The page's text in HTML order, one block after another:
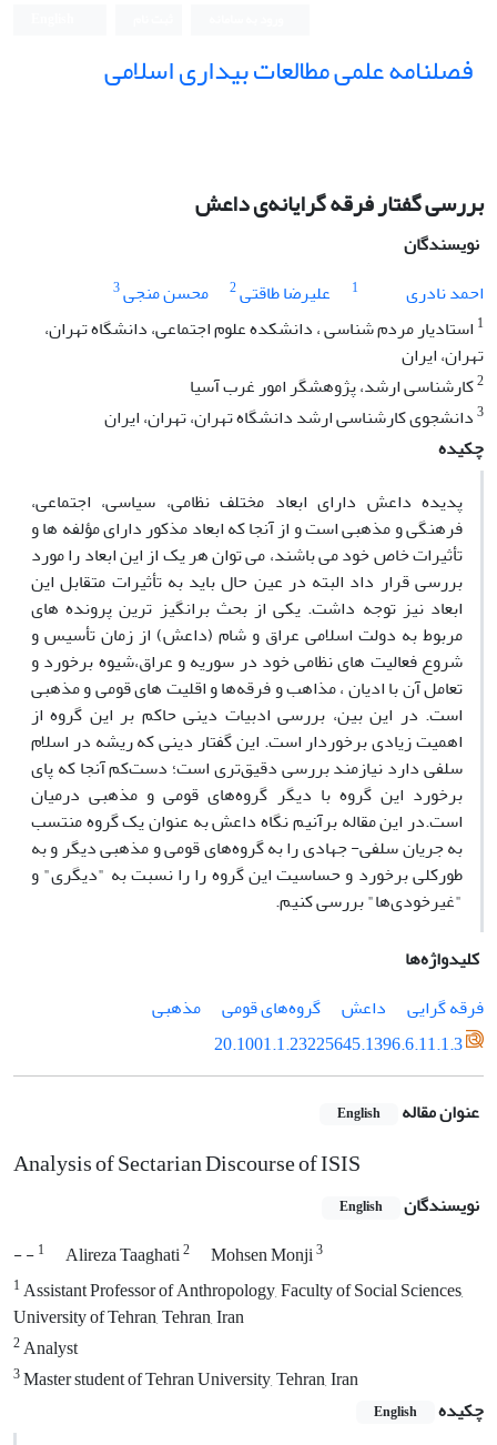
فصلنامه علمی مطالعات بیداری اسلامی
بررسی گفتار فرقه گرایانه‌ی داعش
نویسندگان
احمد نادری
1 علیرضا طاقتی2 محسن منجی3
1 استادیار مردم شناسی ، دانشکده علوم اجتماعی، دانشگاه تهران،
تهران، ایران
2کارشناسی ارشد، پژوهشگر امور غرب آسیا
3دانشجوی کارشناسی ارشد دانشگاه تهران، تهران، ایران
چکیده
پدیده داعش دارای ابعاد مختلف نظامی، سیاسی، اجتماعی،
فرهنگی و مذهبی است و از آنجا که ابعاد مذکور دارای مؤلفه ها و
تأثیرات خاص خود می باشند، می توان هر یک از این ابعاد را مورد
بررسی قرار داد البته در عین حال باید به تأثیرات متقابل این
ابعاد نیز توجه داشت. یکی از بحث برانگیز ترین پرونده های
مربوط به دولت اسلامی عراق و شام (داعش) از زمان تأسیس و
شروع فعالیت های نظامی خود در سوریه و عراق،شیوه برخورد و
تعامل آن با ادیان ، مذاهب و فرقه‌ها و اقلیت های قومی و مذهبی
است. در این بین، بررسی ادبیات دینی حاکم بر این گروه از
اهمیت زیادی برخوردار است. این گفتار دینی که ریشه در اسلام
سلفی دارد نیازمند بررسی دقیق‌تری است؛ دست‌کم آنجا که پای
برخورد این گروه با دیگر گروه‌های قومی و مذهبی درمیان
است.در این مقاله برآنیم نگاه داعش به عنوان یک گروه منتسب
به جریان سلفی- جهادی را به گروه‌های قومی و مذهبی دیگر و به
طورکلی برخورد و حساسیت این گروه را را نسبت به "دیگری" و
"غیرخودی‌ها" بررسی کنیم.
کلیدواژه‌ها
فرقه گرایی
داعش گروه‌های قومی
مذهبی
20.1001.1.23225645.1396.6.11.1.3
عنوان مقاله English
Analysis of Sectarian Discourse of ISIS
نویسندگان English
- -1 Alireza Taaghati2 Mohsen Monji3
1Assistant Professor of Anthropology, Faculty of Social Sciences,
University of Tehran, Tehran, Iran
2Analyst
3Master student of Tehran University, Tehran, Iran
چکیده
English